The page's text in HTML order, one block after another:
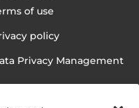
of use
policy
Privacy Management